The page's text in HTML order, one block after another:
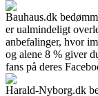
Bauhaus.dk
er ualmindeligt
anbefalinger, hvor
og alene 8 % giver
fans på deres
Harald-Nyborg.dk